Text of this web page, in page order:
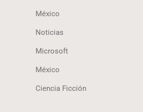
México
Noticias
Microsoft
México
Ciencia Ficción